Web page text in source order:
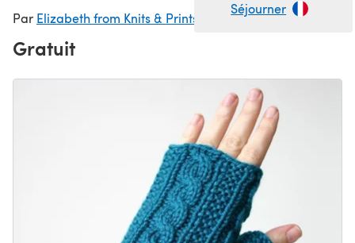
Séjourner
Par Elizabeth from Knits & Prints
Gratuit